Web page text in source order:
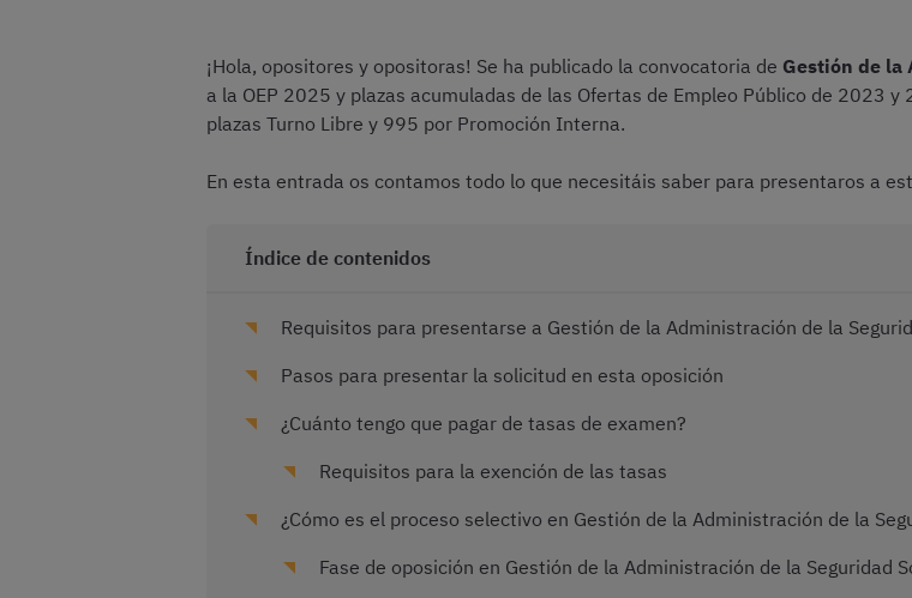
¡Hola, opositores y opositoras! Se ha publicado la convocatoria de Gestión de la
a la OEP 2025 y plazas acumuladas de las Ofertas de Empleo Público de 2023
plazas Turno Libre y 995 por Promoción Interna.
En esta entrada os contamos todo lo que necesitáis saber para presentaros a
Índice de contenidos
Requisitos para presentarse a Gestión de la Administración de la
Pasos para presentar la solicitud en esta oposición
¿Cuánto tengo que pagar de tasas de examen?
Requisitos para la exención de las tasas
¿Cómo es el proceso selectivo en Gestión de la Administración de la
Fase de oposición en Gestión de la Administración de la Seguridad